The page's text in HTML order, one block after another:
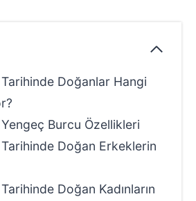
Doğanlar Hangi
Burcu Özellikleri
Doğan Erkeklerin
Doğan Kadınların